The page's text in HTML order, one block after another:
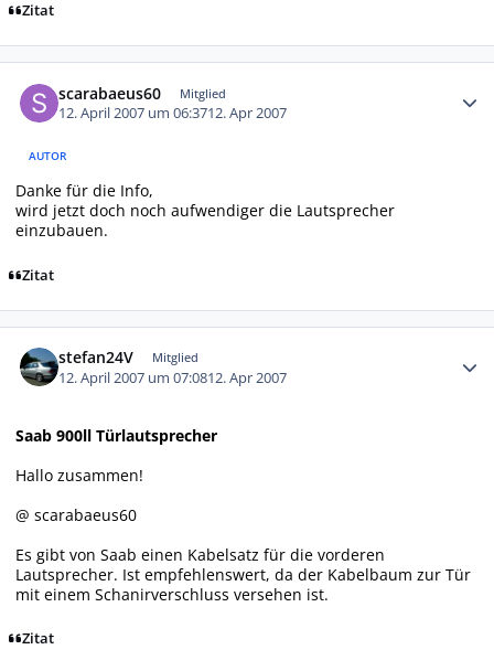
Zitat
scarabaeus60 Mitglied
12. April 2007 um 06:3712. Apr 2007
AUTOR
Danke für die Info,
wird jetzt doch noch aufwendiger die Lautsprecher
einzubauen.
Zitat
stefan24V Mitglied
12. April 2007 um 07:0812. Apr 2007
Saab 900ll Türlautsprecher
Hallo zusammen!
@ scarabaeus60
Es gibt von Saab einen Kabelsatz für die vorderen
Lautsprecher. Ist empfehlenswert, da der Kabelbaum zur Tür
mit einem Schanirverschluss versehen ist.
Zitat